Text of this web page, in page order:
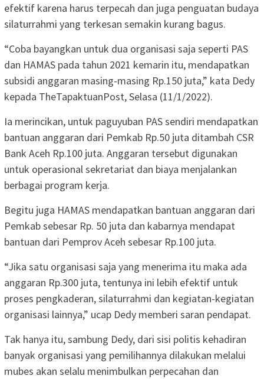
efektif karena harus terpecah dan juga penguatan budaya
silaturrahmi yang terkesan semakin kurang bagus.
“Coba bayangkan untuk dua organisasi saja seperti PAS
dan HAMAS pada tahun 2021 kemarin itu, mendapatkan
subsidi anggaran masing-masing Rp.150 juta,” kata Dedy
kepada TheTapaktuanPost, Selasa (11/1/2022).
Ia merincikan, untuk paguyuban PAS sendiri mendapatkan
bantuan anggaran dari Pemkab Rp.50 juta ditambah CSR
Bank Aceh Rp.100 juta. Anggaran tersebut digunakan
untuk operasional sekretariat dan biaya menjalankan
berbagai program kerja.
Begitu juga HAMAS mendapatkan bantuan anggaran dari
Pemkab sebesar Rp. 50 juta dan kabarnya mendapat
bantuan dari Pemprov Aceh sebesar Rp.100 juta.
“Jika satu organisasi saja yang menerima itu maka ada
anggaran Rp.300 juta, tentunya ini lebih efektif untuk
proses pengkaderan, silaturrahmi dan kegiatan-kegiatan
organisasi lainnya,” ucap Dedy memberi saran pendapat.
Tak hanya itu, sambung Dedy, dari sisi politis kehadiran
banyak organisasi yang pemilihannya dilakukan melalui
mubes akan selalu menimbulkan perpecahan dan